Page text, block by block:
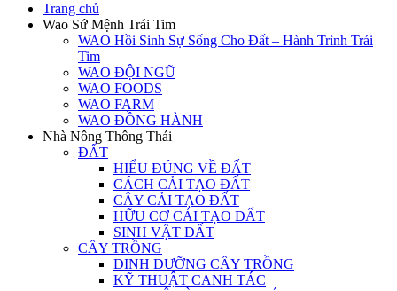
Trang chủ
Wao Sứ Mệnh Trái Tim
WAO Hồi Sinh Sự Sống Cho Đất – Hành Trình Trái
Tim
WAO ĐỘI NGŨ
WAO FOODS
WAO FARM
WAO ĐỒNG HÀNH
Nhà Nông Thông Thái
ĐẤT
HIỂU ĐÚNG VỀ ĐẤT
CÁCH CẢI TẠO ĐẤT
CÂY CẢI TẠO ĐẤT
HỮU CƠ CẢI TẠO ĐẤT
SINH VẬT ĐẤT
CÂY TRỒNG
DINH DƯỠNG CÂY TRỒNG
KỸ THUẬT CANH TÁC